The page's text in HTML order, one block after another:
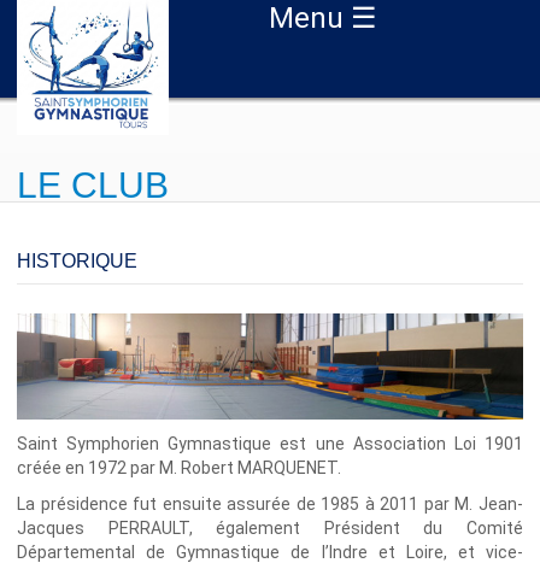
Aller au contenu principal Menu ☰
LE CLUB
HISTORIQUE
Saint Symphorien Gymnastique est une Association Loi 1901
créée en 1972 par M. Robert MARQUENET.
La présidence fut ensuite assurée de 1985 à 2011 par M. Jean-
Jacques PERRAULT, également Président du Comité
Départemental de Gymnastique de l’Indre et Loire, et vice-